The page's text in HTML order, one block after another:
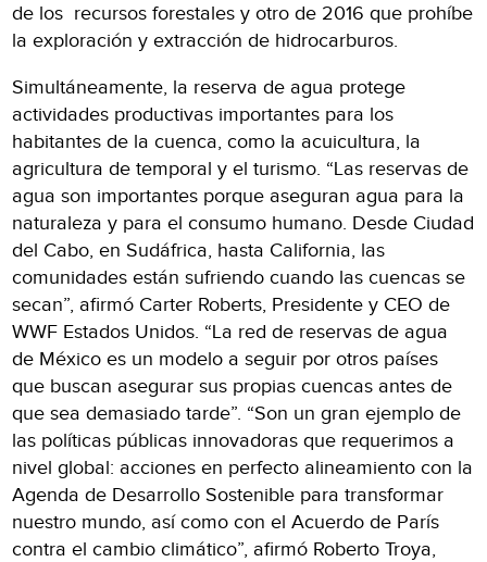
de los recursos forestales y otro de 2016 que prohíbe
la exploración y extracción de hidrocarburos.
Simultáneamente, la reserva de agua protege
actividades productivas importantes para los
habitantes de la cuenca, como la acuicultura, la
agricultura de temporal y el turismo. “Las reservas de
agua son importantes porque aseguran agua para la
naturaleza y para el consumo humano. Desde Ciudad
del Cabo, en Sudáfrica, hasta California, las
comunidades están sufriendo cuando las cuencas se
secan”, afirmó Carter Roberts, Presidente y CEO de
WWF Estados Unidos. “La red de reservas de agua
de México es un modelo a seguir por otros países
que buscan asegurar sus propias cuencas antes de
que sea demasiado tarde”. “Son un gran ejemplo de
las políticas públicas innovadoras que requerimos a
nivel global: acciones en perfecto alineamiento con la
Agenda de Desarrollo Sostenible para transformar
nuestro mundo, así como con el Acuerdo de París
contra el cambio climático”, afirmó Roberto Troya,